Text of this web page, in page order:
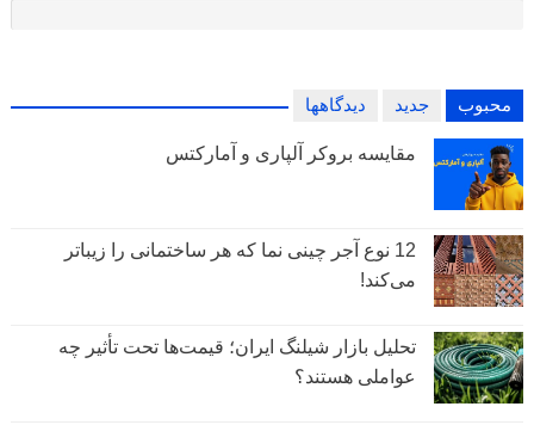
محبوب جدید دیدگاهها
مقایسه بروکر آلپاری و آمارکتس
12 نوع آجر چینی نما که هر ساختمانی را زیباتر
می‌کند!
تحلیل بازار شیلنگ ایران؛ قیمت‌ها تحت تأثیر چه
عواملی هستند؟